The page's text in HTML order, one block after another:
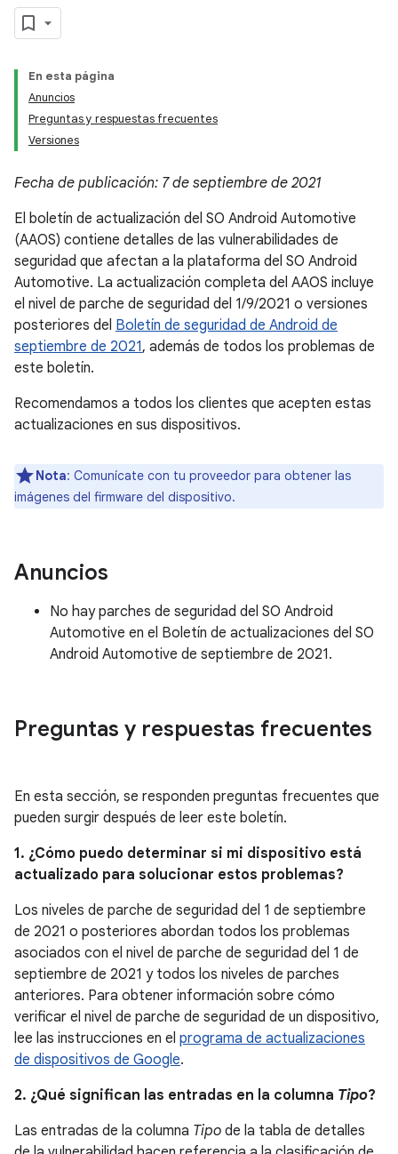
En esta página
Anuncios
Preguntas y respuestas frecuentes
Versiones
Fecha de publicación: 7 de septiembre de 2021
El boletín de actualización del SO Android Automotive
(AAOS) contiene detalles de las vulnerabilidades de
seguridad que afectan a la plataforma del SO Android
Automotive. La actualización completa del AAOS incluye
el nivel de parche de seguridad del 1/9/2021 o versiones
posteriores del Boletín de seguridad de Android de
septiembre de 2021, además de todos los problemas de
este boletín.
Recomendamos a todos los clientes que acepten estas
actualizaciones en sus dispositivos.
Nota: Comunícate con tu proveedor para obtener las
imágenes del firmware del dispositivo.
Anuncios
No hay parches de seguridad del SO Android
Automotive en el Boletín de actualizaciones del SO
Android Automotive de septiembre de 2021.
Preguntas y respuestas frecuentes
En esta sección, se responden preguntas frecuentes que
pueden surgir después de leer este boletín.
1. ¿Cómo puedo determinar si mi dispositivo está
actualizado para solucionar estos problemas?
Los niveles de parche de seguridad del 1 de septiembre
de 2021 o posteriores abordan todos los problemas
asociados con el nivel de parche de seguridad del 1 de
septiembre de 2021 y todos los niveles de parches
anteriores. Para obtener información sobre cómo
verificar el nivel de parche de seguridad de un dispositivo,
lee las instrucciones en el programa de actualizaciones
de dispositivos de Google.
2. ¿Qué significan las entradas en la columna Tipo?
Las entradas de la columna Tipo de la tabla de detalles